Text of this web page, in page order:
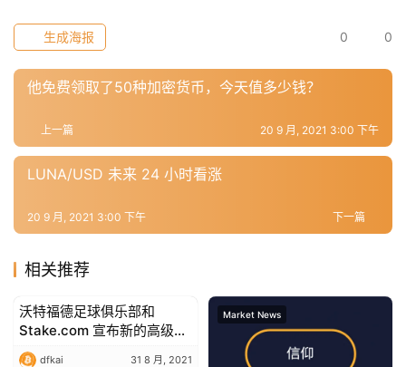
常
用
工
具
0 0
生成海报
他免费领取了50种加密货币，今天值多少钱？
上一篇 20 9 月, 2021 3:00 下午
LUNA/USD 未来 24 小时看涨
下一篇
20 9 月, 2021 3:00 下午
相关推荐
Market News
沃特福德足球俱乐部和
Stake.com 宣布新的高级多
年合作伙伴关系
dfkai 31 8 月, 2021
Market News